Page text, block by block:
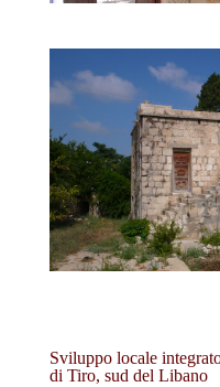
Sviluppo locale
di Tiro, sud del Libano